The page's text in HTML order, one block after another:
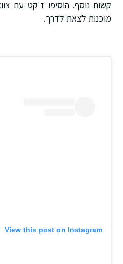
קשוח נוסף. הוסיפו ז'קט עם
מוכנות לצאת לדרך.
View this post on Instagram